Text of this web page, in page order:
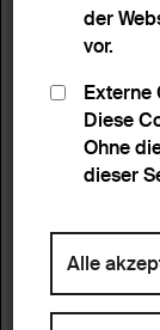
der
vor.
Externe
Diese
Ohne
dieser
Alle